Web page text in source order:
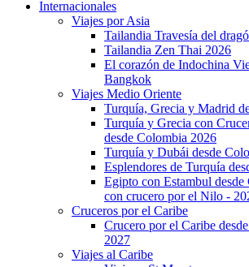
Internacionales
Viajes por Asia
Tailandia Travesía del
Tailandia Zen Thai 2026
El corazón de Indochina
Bangkok
Viajes Medio Oriente
Turquía, Grecia y Madrid
Turquía y Grecia con
desde Colombia 2026
Turquía y Dubái desde
Esplendores de Turquía
Egipto con Estambul desde
con crucero por el Nilo -
Cruceros por el Caribe
Crucero por el Caribe
2027
Viajes al Caribe